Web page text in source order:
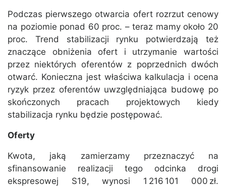
Podczas pierwszego otwarcia ofert rozrzut cenowy
na poziomie ponad 60 proc. – teraz mamy około 20
proc. Trend stabilizacji rynku potwierdzają też
znaczące obniżenia ofert i utrzymanie wartości
przez niektórych oferentów z poprzednich dwóch
otwarć. Konieczna jest właściwa kalkulacja i ocena
ryzyk przez oferentów uwzględniająca budowę po
skończonych pracach projektowych kiedy
stabilizacja rynku będzie postępować.
Oferty
Kwota, jaką zamierzamy przeznaczyć na
sfinansowanie realizacji tego odcinka drogi
ekspresowej S19, wynosi 1 216 101 000 zł.